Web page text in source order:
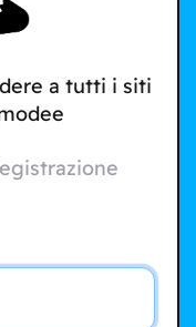
a tutti i siti